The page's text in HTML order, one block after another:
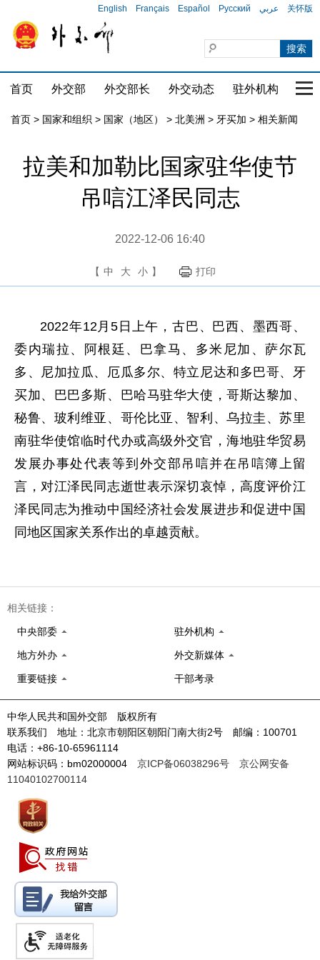
English Français Español Русский عربي 关怀版
首页 外交部 外交部长 外交动态 驻外机构 国
首页 > 国家和组织 > 国家（地区） > 北美洲 > 牙买加 > 相关新闻
拉美和加勒比国家驻华使节
吊唁江泽民同志
2022-12-06 16:40
【 中 大 小 】 打印
2022年12月5日上午，古巴、巴西、墨西哥、
委内瑞拉、阿根廷、巴拿马、多米尼加、萨尔瓦
多、尼加拉瓜、厄瓜多尔、特立尼达和多巴哥、牙
买加、巴巴多斯、巴哈马驻华大使，哥斯达黎加、
秘鲁、玻利维亚、哥伦比亚、智利、乌拉圭、苏里
南驻华使馆临时代办或高级外交官，海地驻华贸易
发展办事处代表等到外交部吊唁并在吊唁簿上留
言，对江泽民同志逝世表示深切哀悼，高度评价江
泽民同志为推动中国经济社会发展进步和促进中国
同地区国家关系作出的卓越贡献。
相关链接：
中央部委 驻外机构
地方外办 外交新媒体
重要链接 干部考录
中华人民共和国外交部 版权所有
联系我们 地址：北京市朝阳区朝阳门南大街2号 邮编：100701
电话：+86-10-65961114
网站标识码：bm02000004 京ICP备06038296号
京公网安备
11040102700114